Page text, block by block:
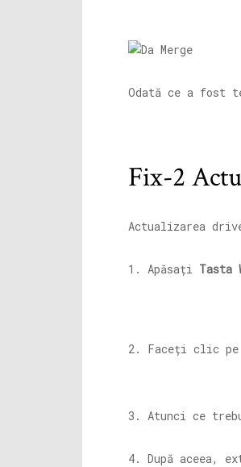
Odată ce a fost
Fix-2
Actualizarea
1. Apăsați Tasta
2. Faceți clic pe
3. Atunci ce
4. După aceea,